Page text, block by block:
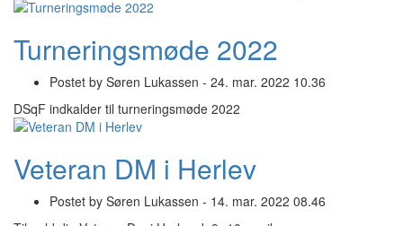
Turneringsmøde 2022
Postet by Søren Lukassen - 24. mar. 2022 10.36
DSqF indkalder til turneringsmøde 2022
Veteran DM i Herlev
Postet by Søren Lukassen - 14. mar. 2022 08.46